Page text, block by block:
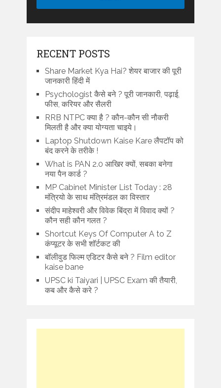
RECENT POSTS
Share Market Kya Hai? शेयर बाजार की पूरी
जानकारी हिंदी में
Psychologist कैसे बने ? पूरी जानकारी, पढ़ाई,
फीस, करियर और सैलरी
RRB NTPC क्या है ? कौन-कौन सी नौकरी
मिलती है और क्या योग्यता चाइये।
Laptop Shutdown Kaise Kare लैपटॉप को
बंद करने के तरीके !
What is PAN 2.0 आखिर क्यों, सबका बनेगा
नया पैन कार्ड ?
MP Cabinet Minister List Today : 28
मंत्रियो के साथ मंत्रिमंडल का विस्तार
संदीप माहेश्वरी और विवेक बिंद्रा में विवाद क्यों ?
कौन सही कौन गलत ?
Shortcut Keys Of Computer A to Z
कंप्यूटर के सभी शॉर्टकट की
बॉलीवुड फिल्म एडिटर कैसे बने ? Film editor
kaise bane
UPSC ki Taiyari | UPSC Exam की तैयारी,
कब और कैसे करे ?